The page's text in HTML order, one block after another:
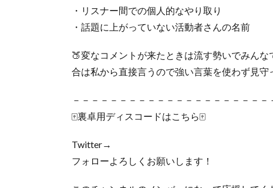
・リスナー間での個人的なやり取り
・話題に上がっていない活動者さんの名前
🍑変なコメントが来たときは流す勢いでみん
合は私から直接言うので強い言葉を使わず見守
－－－－－－－－－－－－－－－－－－－－
🀄裏卓用ディスコードはこちら🀄
Twitter→
フォローよろしくお願いします！